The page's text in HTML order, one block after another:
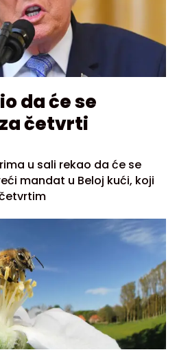
da će se
četvrti
u sali rekao da će se
mandat u Beloj kući, koji